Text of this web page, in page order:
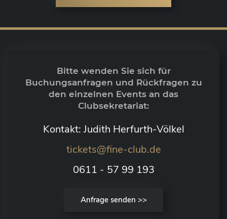
Bitte wenden Sie sich für
Buchungsanfragen und Rückfragen zu
den einzelnen Events an das
Clubsekretariat:
Kontakt: Judith Herfurth-Völkel
tickets@fine-club.de
0611 - 57 99 193
Anfrage senden >>